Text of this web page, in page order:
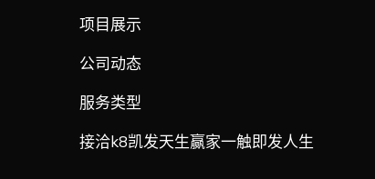
项目展示
公司动态
服务类型
接洽k8凯发天生赢家一触即发人生